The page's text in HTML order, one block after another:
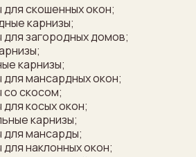
для скошенных окон;
карнизы;
для загородных домов;
карнизы;
для мансардных окон;
со скосом;
для косых окон;
карнизы;
для мансарды;
для наклонных окон;